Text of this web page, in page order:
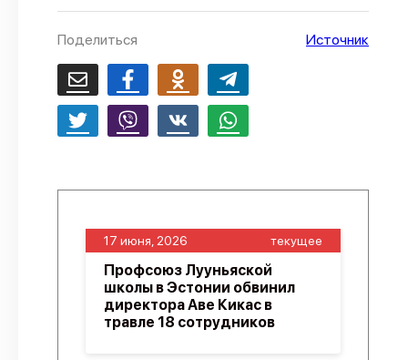
Поделиться Источник
17 июня, 2026 текущее
Профсоюз Лууньяской
школы в Эстонии обвинил
директора Аве Кикас в
травле 18 сотрудников